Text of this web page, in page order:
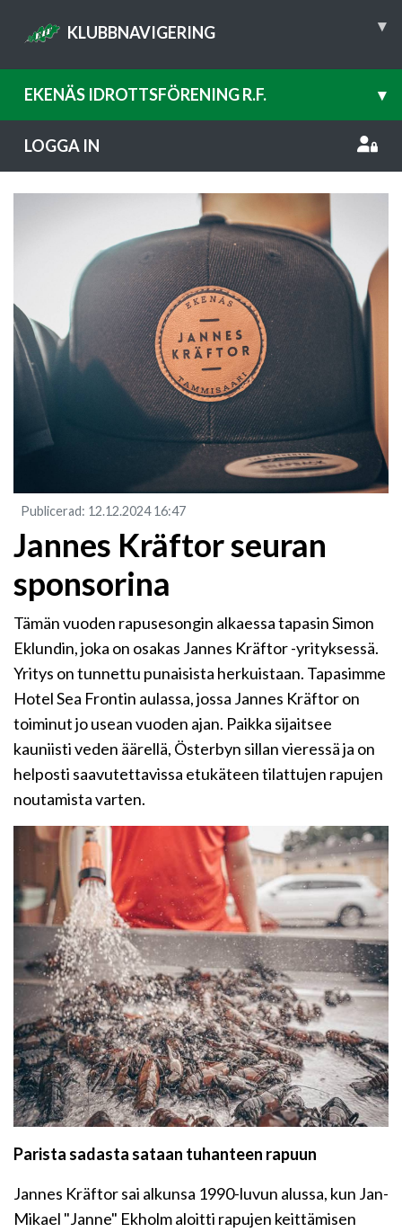
KLUBBNAVIGERING ▾
EKENÄS IDROTTSFÖRENING R.F. ▾
LOGGA IN
Publicerad: 12.12.2024 16:47
Jannes Kräftor seuran
sponsorina
Tämän vuoden rapusesongin alkaessa tapasin Simon
Eklundin, joka on osakas Jannes Kräftor -yrityksessä.
Yritys on tunnettu punaisista herkuistaan. Tapasimme
Hotel Sea Frontin aulassa, jossa Jannes Kräftor on
toiminut jo usean vuoden ajan. Paikka sijaitsee
kauniisti veden äärellä, Österbyn sillan vieressä ja on
helposti saavutettavissa etukäteen tilattujen rapujen
noutamista varten.
Parista sadasta sataan tuhanteen rapuun
Jannes Kräftor sai alkunsa 1990-luvun alussa, kun Jan-
Mikael "Janne" Ekholm aloitti rapujen keittämisen